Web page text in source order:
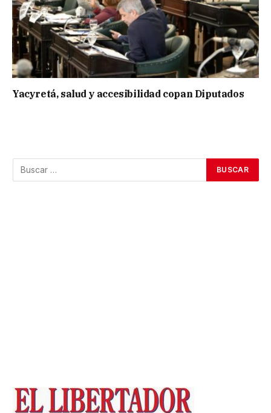
Yacyretá, salud y accesibilidad copan Diputados